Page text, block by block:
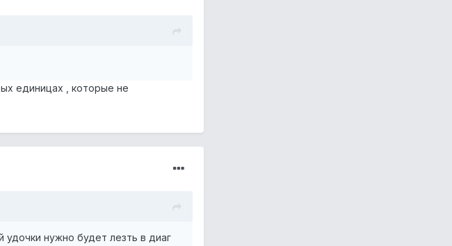
единицах , которые не
удочки нужно будет лезть в диаг